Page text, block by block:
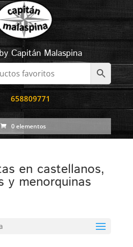
Capitán Malaspina
658809771
0 elementos
en castellanos,
y menorquinas